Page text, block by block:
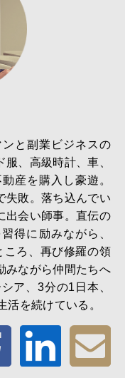
と副業ビジネスの
、高級時計、車、
産を購入し豪遊。
失敗。落ち込んでい
出会い師事。直伝の
得に励みながら、
ころ、再び修羅の領
みながら仲間たちへ
ア、3分の1日本、
活を続けている。